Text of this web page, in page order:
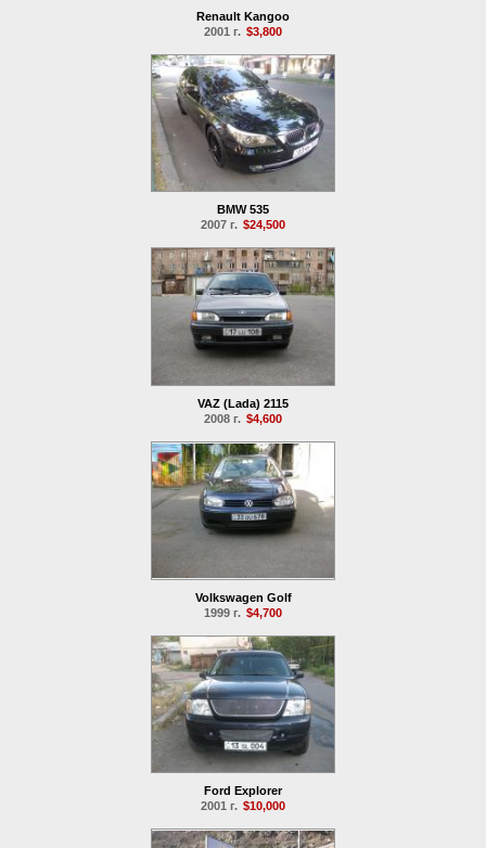
Renault Kangoo
2001 г. $3,800
BMW 535
2007 г. $24,500
VAZ (Lada) 2115
2008 г. $4,600
Volkswagen Golf
1999 г. $4,700
Ford Explorer
2001 г. $10,000